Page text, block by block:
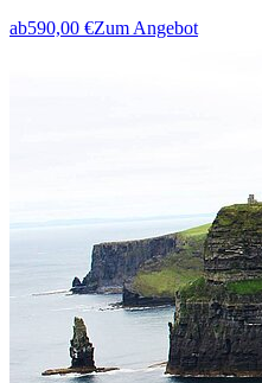
ab590,00 €Zum Angebot